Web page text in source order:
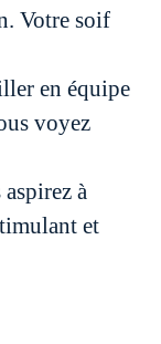
Votre soif
en équipe
voyez
à
et